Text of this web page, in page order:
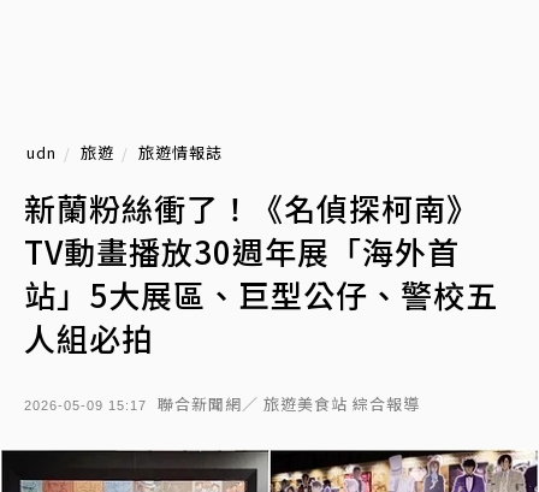
udn 旅遊 旅遊情報誌
新蘭粉絲衝了！《名偵探柯南》
TV動畫播放30週年展「海外首
站」5大展區、巨型公仔、警校五
人組必拍
2026-05-09 15:17 聯合新聞網／ 旅遊美食站 綜合報導